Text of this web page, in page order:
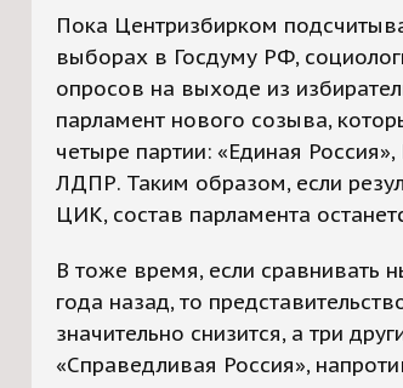
Пока Центризбирком
выборах в Госдуму РФ,
опросов на выходе из
парламент нового созыва,
четыре партии: «Единая
ЛДПР. Таким образом, если
ЦИК, состав парламента
В тоже время, если сравнивать
года назад, то
значительно снизится, а три
«Справедливая Россия»,